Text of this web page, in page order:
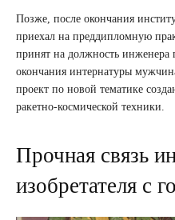
Позже, после окончания
приехал на преддипломную
принят на должность инженера
окончания интернатуры
проект по новой тематике
ракетно-космической техники.
Прочная связь
изобретателя с